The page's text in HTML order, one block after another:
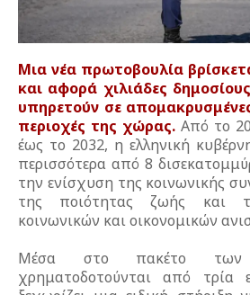
Μια νέα πρωτοβουλία
και αφορά χιλιάδες
υπηρετούν σε
περιοχές της χώρας. Από το
έως το 2032, η ελληνική
περισσότερα από 8
την ενίσχυση της κοινωνικής
της ποιότητας ζωής και
κοινωνικών και οικονομικών
Μέσα στο πακέτο των
χρηματοδοτούνται από τρία